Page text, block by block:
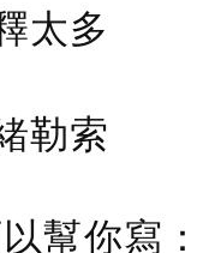
太多
勒索
幫你寫：